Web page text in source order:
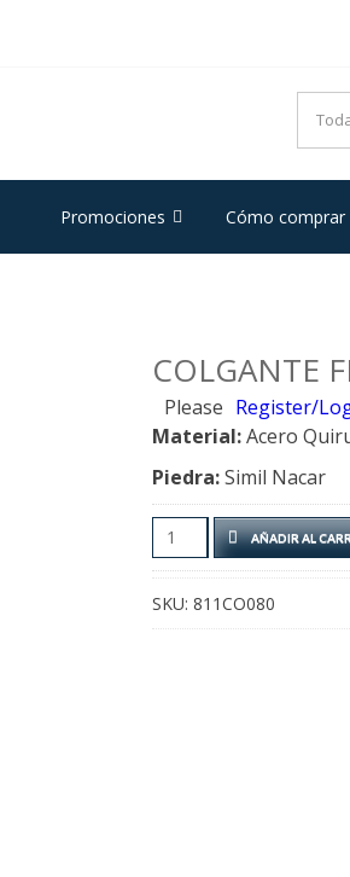
Promociones Cómo comprar
COLGANTE
Please Register/
Material:Acero
Piedra:Simil Nacar
Colgante
Flores
cantidad
AÑADIR AL
SKU:811CO080